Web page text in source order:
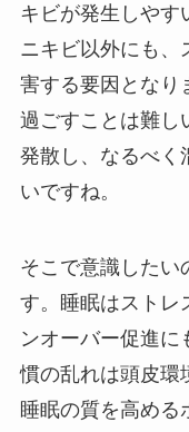
キビが発生しやす
ニキビ以外にも、
害する要因となり
過ごすことは難し
発散し、なるべく
いですね。
そこで意識したい
す。睡眠はストレ
ンオーバー促進に
慣の乱れは頭皮環
睡眠の質を高める